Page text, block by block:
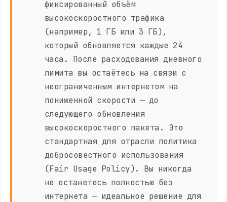
фиксированный объём
высокоскоростного трафика
(например, 1 ГБ или 3 ГБ),
который обновляется каждые 24
часа. После расходования дневного
лимита вы остаётесь на связи с
неограниченным интернетом на
пониженной скорости — до
следующего обновления
высокоскоростного пакета. Это
стандартная для отрасли политика
добросовестного использования
(Fair Usage Policy). Вы никогда
не останетесь полностью без
интернета — идеальное решение для